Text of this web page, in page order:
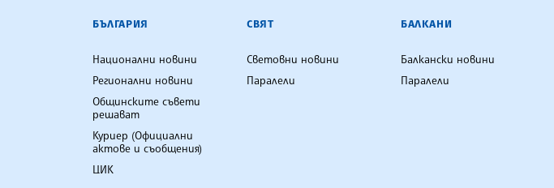
БЪЛГАРСКА ТЕЛЕГРАФНА АГЕНЦИЯ
БЪЛГАРИЯ
Национални новини
Регионални новини
Общинските съвети
решават
Куриер (Официални
актове и съобщения)
ЦИК
СВЯТ
Световни новини
Паралели
БАЛКАНИ
Балкански новини
Паралели